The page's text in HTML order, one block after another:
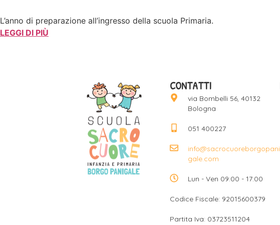
L’anno di preparazione all’ingresso della scuola Primaria.
LEGGI DI PIÙ
CONTATTI
via Bombelli 56, 40132
Bologna
051 400227
info@sacrocuoreborgopani
gale.com
Lun - Ven 09:00 - 17:00
Codice Fiscale: 92015600379
Partita Iva: 03723511204